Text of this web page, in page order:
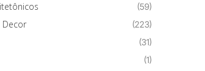
(59)
Decor (223)
(31)
(1)